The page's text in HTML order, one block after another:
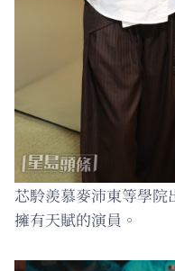
芯駖羨慕麥沛東等學
擁有天賦的演員。